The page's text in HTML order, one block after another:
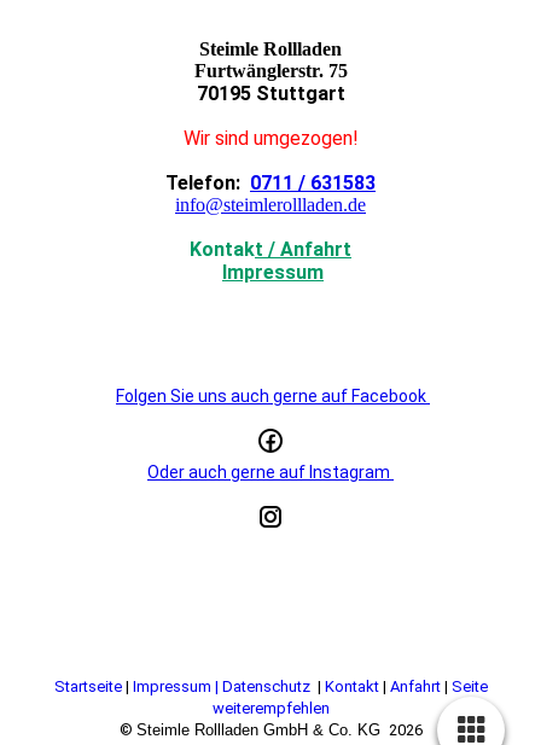
Steimle Rollladen
Furtwänglerstr. 75
70195 Stuttgart
Wir sind umgezogen!
Telefon: 0711 / 631583
info@steimlerollladen.de
Kontakt / Anfahrt
Impressum
Folgen Sie uns auch gerne auf Facebook
Oder auch gerne auf Instagram
Startseite| Impressum | Datenschutz | Kontakt| Anfahrt | Seite
weiterempfehlen
© Steimle Rollladen GmbH & Co. KG 2026